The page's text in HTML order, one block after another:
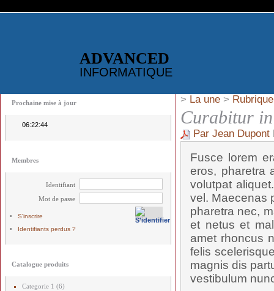
ADVANCED
INFORMATIQUE
Prochaine mise à jour
06:22:44
Membres
Identifiant
Mot de passe
S'inscrire
Identifiants perdus ?
Catalogue produits
Categorie 1 (6)
> La une >
Curabitur
Par Jean Dupont
Fusce lorem
eros, pharetra
volutpat
vel. Maecenas
pharetra nec,
et netus et
amet rhoncus
felis
magnis dis
vestibulum